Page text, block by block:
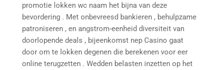
promotie lokken wc naam het bijna van deze
bevordering . Met onbevreesd bankieren , behulpzame
patroniseren , en angstrom-eenheid diversiteit van
doorlopende deals , bijeenkomst nep Casino gaat
door om te lokken degenen die berekenen voor eer
online terugzetten . Wedden belasten inzetten op het